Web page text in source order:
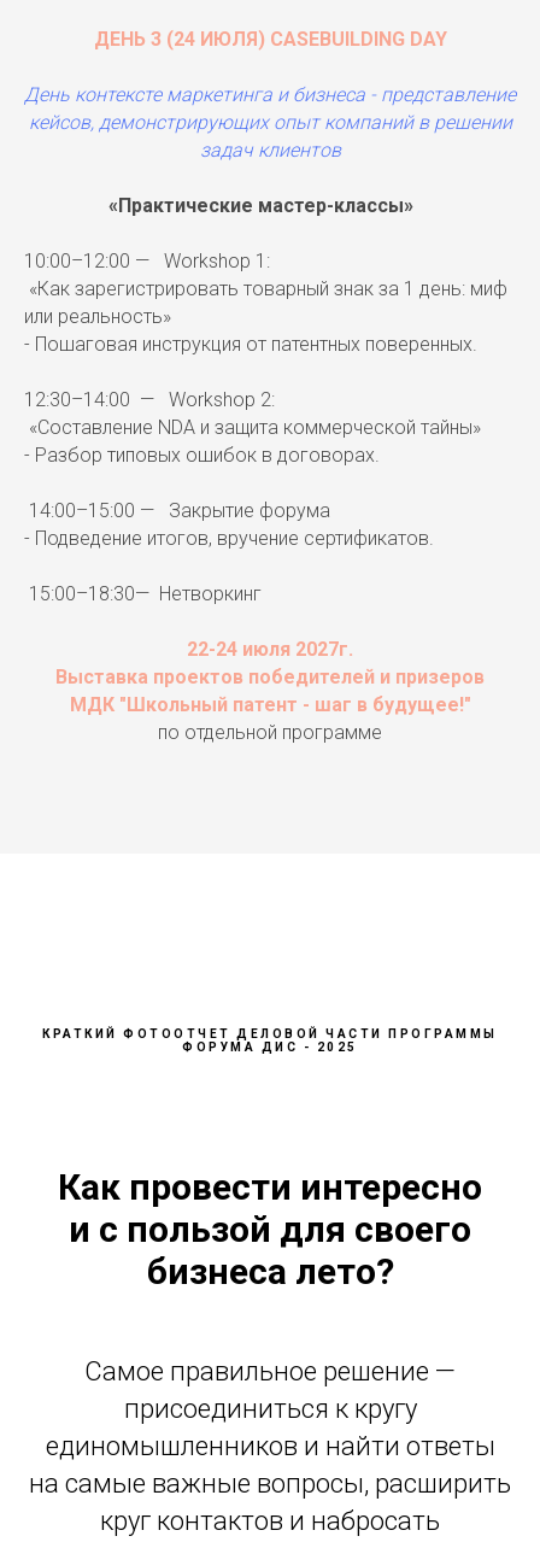
ДЕНЬ 3 (24 ИЮЛЯ) CASEBUILDING DAY
День контексте маркетинга и бизнеса - представление
кейсов, демонстрирующих опыт компаний в решении
задач клиентов
«Практические мастер-классы»
10:00–12:00 — Workshop 1:
«Как зарегистрировать товарный знак за 1 день: миф
или реальность»
- Пошаговая инструкция от патентных поверенных.
12:30–14:00 — Workshop 2:
«Составление NDA и защита коммерческой тайны»
- Разбор типовых ошибок в договорах.
14:00–15:00 — Закрытие форума
- Подведение итогов, вручение сертификатов.
15:00–18:30— Нетворкинг
22-24 июля 2027г.
Выставка проектов победителей и призеров
МДК "Школьный патент - шаг в будущее!"
по отдельной программе
КРАТКИЙ ФОТООТЧЕТ ДЕЛОВОЙ ЧАСТИ ПРОГРАММЫ
ФОРУМА ДИС - 2025
Как провести интересно
и с пользой для своего
бизнеса лето?
Самое правильное решение —
присоединиться к кругу
единомышленников и найти ответы
на самые важные вопросы, расширить
круг контактов и набросать